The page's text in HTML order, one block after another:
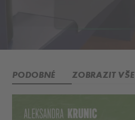
PODOBNÉ ZOBRAZIT VŠE